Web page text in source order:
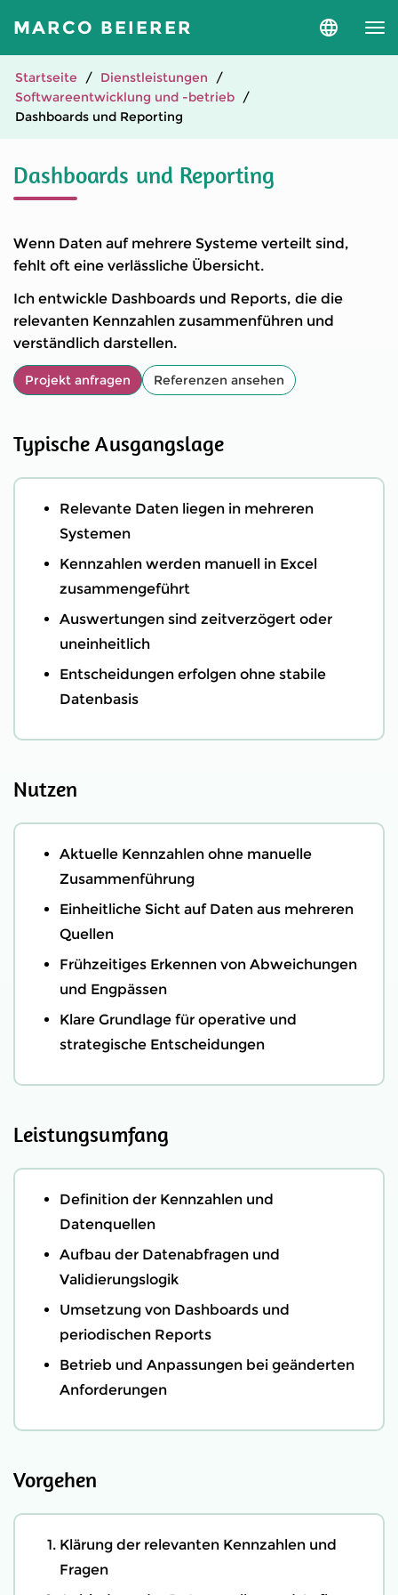
MARCO BEIERER
Sprache
Startseite
Dienstleistungen
Softwareentwicklung und -betrieb
Dashboards und Reporting
Dashboards und Reporting
Wenn Daten auf mehrere Systeme verteilt sind,
fehlt oft eine verlässliche Übersicht.
Ich entwickle Dashboards und Reports, die die
relevanten Kennzahlen zusammenführen und
verständlich darstellen.
Projekt anfragen Referenzen ansehen
Typische Ausgangslage
Relevante Daten liegen in mehreren
Systemen
Kennzahlen werden manuell in Excel
zusammengeführt
Auswertungen sind zeitverzögert oder
uneinheitlich
Entscheidungen erfolgen ohne stabile
Datenbasis
Nutzen
Aktuelle Kennzahlen ohne manuelle
Zusammenführung
Einheitliche Sicht auf Daten aus mehreren
Quellen
Frühzeitiges Erkennen von Abweichungen
und Engpässen
Klare Grundlage für operative und
strategische Entscheidungen
Leistungsumfang
Definition der Kennzahlen und
Datenquellen
Aufbau der Datenabfragen und
Validierungslogik
Umsetzung von Dashboards und
periodischen Reports
Betrieb und Anpassungen bei geänderten
Anforderungen
Vorgehen
Klärung der relevanten Kennzahlen und
Fragen